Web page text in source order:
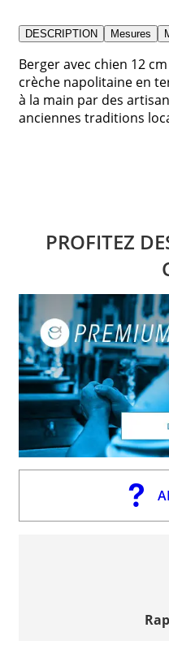
DESCRIPTION Mesures
Berger avec chien 12
crèche napolitaine en
à la main par des
anciennes traditions
PROFITEZ